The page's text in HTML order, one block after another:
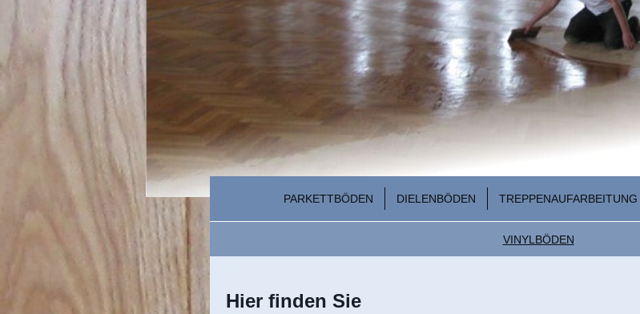
PARKETTBÖDEN DIELENBÖDEN TREPPENAUFARBEITUNG
VINYLBÖDEN
Hier finden Sie